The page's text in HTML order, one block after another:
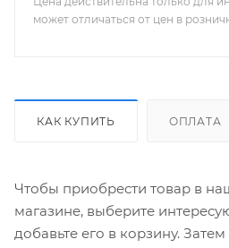
может отличаться от цен в
КАК КУПИТЬ ОПЛАТА
Чтобы приобрести товар в
магазине, выберите
добавьте его в корзину.